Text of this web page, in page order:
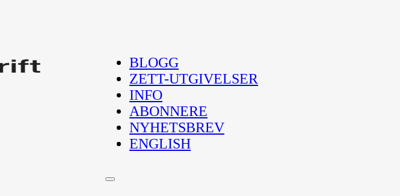
BLOGG
ZETT-UTGIVELSER
INFO
ABONNERE
NYHETSBREV
ENGLISH